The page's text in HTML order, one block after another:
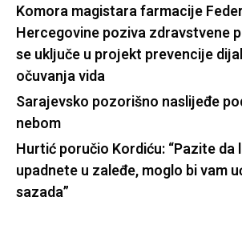
Komora magistara farmacije
Hercegovine poziva zdravstvene
se uključe u projekt prevencije
očuvanja vida
Sarajevsko pozorišno naslijeđe
nebom
Hurtić poručio Kordiću: “Pazite da
upadnete u zaleđe, moglo bi vam
sazada”